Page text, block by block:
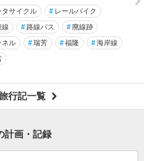
タサイクル # レールバイク
線 #路線バス # 廃線跡
ネル #瑞芳 #福隆 #海岸線
行記一覧
計画・記録